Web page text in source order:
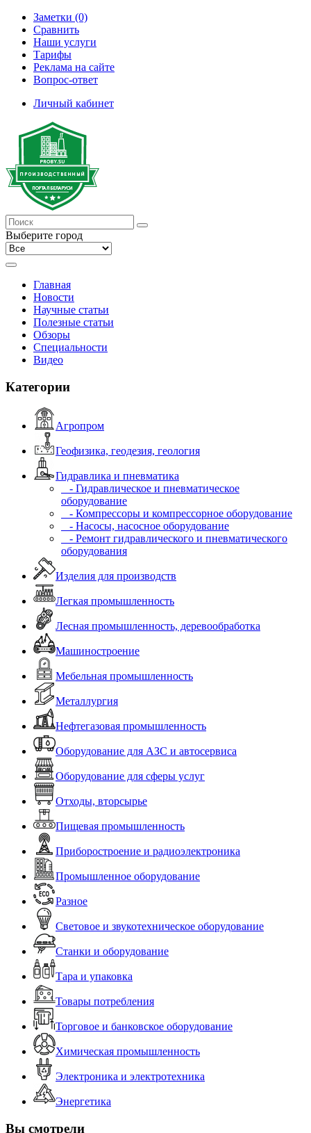
Заметки (0)
Сравнить
Наши услуги
Тарифы
Реклама на сайте
Вопрос-ответ
Личный кабинет
Выберите город
Главная
Новости
Научные статьи
Полезные статьи
Обзоры
Специальности
Видео
Категории
Агропром
Геофизика, геодезия, геология
Гидравлика и пневматика
- Гидравлическое и пневматическое
оборудование
- Компрессоры и компрессорное оборудование
- Насосы, насосное оборудование
- Ремонт гидравлического и пневматического
оборудования
Изделия для производств
Легкая промышленность
Лесная промышленность, деревообработка
Машиностроение
Мебельная промышленность
Металлургия
Нефтегазовая промышленность
Оборудование для АЗС и автосервиса
Оборудование для сферы услуг
Отходы, вторсырье
Пищевая промышленность
Приборостроение и радиоэлектроника
Промышленное оборудование
Разное
Световое и звукотехническое оборудование
Станки и оборудование
Тара и упаковка
Товары потребления
Торговое и банковское оборудование
Химическая промышленность
Электроника и электротехника
Энергетика
Вы смотрели